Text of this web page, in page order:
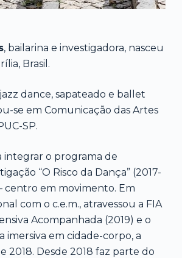
, bailarina e investigadora, nasceu
Brasil.
dance, sapateado e ballet
se em Comunicação das Artes
SP.
integrar o programa de
“O Risco da Dança” (2017-
centro em movimento. Em
com o c.e.m., atravessou a FIA
Acompanhada (2019) e o
imersiva em cidade-corpo, a
2018. Desde 2018 faz parte do